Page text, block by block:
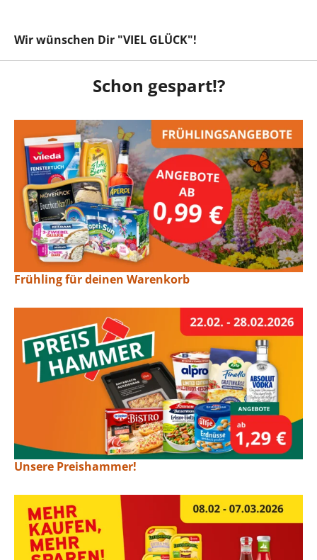
Wir wünschen Dir "VIEL GLÜCK"!
Schon gespart!?
Frühling für deinen Warenkorb
Unsere Preishammer!